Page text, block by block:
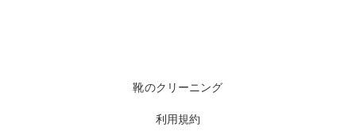
靴のクリーニング
利用規約